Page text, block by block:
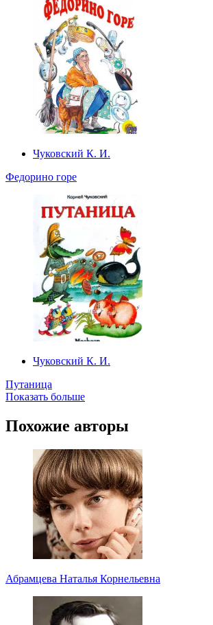
Чуковский К. И.
Федорино горе
Чуковский К. И.
Путаница
Показать больше
Похожие авторы
Абрамцева Наталья Корнельевна